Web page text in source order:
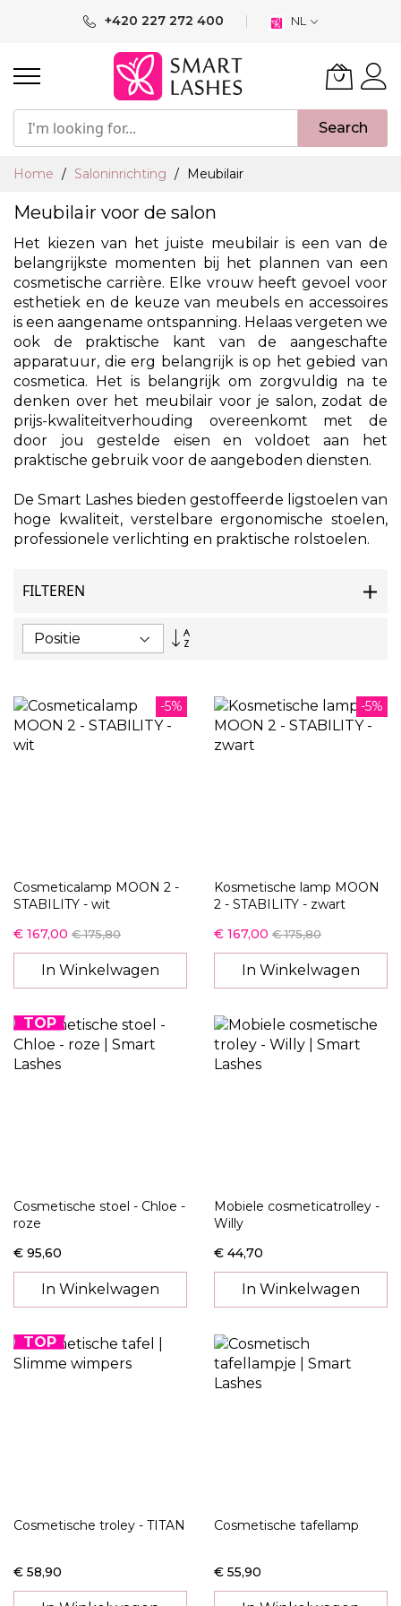
inhoud
+420 227 272 400 NL
Search
Home Saloninrichting Meubilair
Meubilair voor de salon
Het kiezen van het juiste meubilair is een van de
belangrijkste momenten bij het plannen van een
cosmetische carrière. Elke vrouw heeft gevoel voor
esthetiek en de keuze van meubels en accessoires
is een aangename ontspanning. Helaas vergeten we
ook de praktische kant van de aangeschafte
apparatuur, die erg belangrijk is op het gebied van
cosmetica. Het is belangrijk om zorgvuldig na te
denken over het meubilair voor je salon, zodat de
prijs-kwaliteitverhouding overeenkomt met de
door jou gestelde eisen en voldoet aan het
praktische gebruik voor de aangeboden diensten.
De Smart Lashes bieden gestoffeerde ligstoelen van
hoge kwaliteit, verstelbare ergonomische stoelen,
professionele verlichting en praktische rolstoelen.
FILTEREN
Van
sorteren
-5%
Cosmeticalamp MOON 2 -
STABILITY - wit
€ 167,00 € 175,80
In Winkelwagen
-5%
Kosmetische lamp MOON
2 - STABILITY - zwart
€ 167,00 € 175,80
In Winkelwagen
TOP
Cosmetische stoel - Chloe -
roze
€ 95,60
In Winkelwagen
Mobiele cosmeticatrolley -
Willy
€ 44,70
In Winkelwagen
TOP
Cosmetische troley - TITAN
€ 58,90
Cosmetische tafellamp
€ 55,90